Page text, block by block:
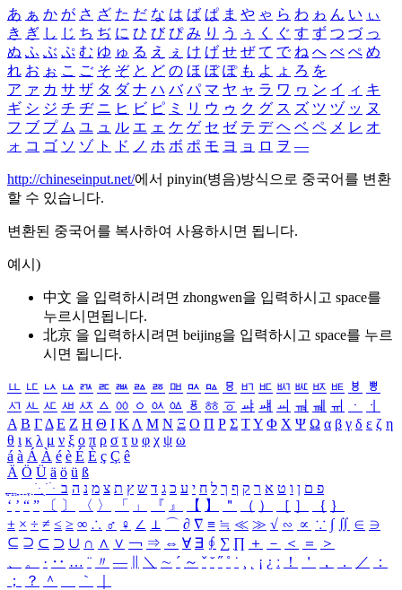
あ ぁ か が さ ざ た だ な は ば ぱ ま や ゃ ら わ ゎ ん い ぃ
き ぎ し じ ち ぢ に ひ び ぴ み り う ぅ く ぐ す ず つ づ っ
ぬ ふ ぶ ぷ む ゆ ゅ る え ぇ け げ せ ぜ て で ね へ べ ぺ め
れ お ぉ こ ご そ ぞ と ど の ほ ぼ ぽ も よ ょ ろ を
ア ァ カ サ ザ タ ダ ナ ハ バ パ マ ヤ ャ ラ ワ ヮ ン イ ィ キ
ギ シ ジ チ ヂ ニ ヒ ビ ピ ミ リ ウ ゥ ク グ ス ズ ツ ヅ ッ ヌ
フ ブ プ ム ユ ュ ル エ ェ ケ ゲ セ ゼ テ デ ヘ ベ ペ メ レ オ
ォ コ ゴ ソ ゾ ト ド ノ ホ ボ ポ モ ヨ ョ ロ ヲ ―
http://chineseinput.net/에서 pinyin(병음)방식으로 중국어를 변환
할 수 있습니다.
변환된 중국어를 복사하여 사용하시면 됩니다.
예시)
中文 을 입력하시려면 zhongwen을 입력하시고 space를
누르시면됩니다.
北京 을 입력하시려면 beijing을 입력하시고 space를 누르
시면 됩니다.
ㅥ ㅦ ㅧ ㅨ ㅩ ㅪ ㅫ ㅬ ㅭ ㅮ ㅯ ㅰ ㅱ ㅲ ㅳ ㅴ ㅵ ㅶ ㅷ ㅸ
ㅹ
ㅺ ㅻ ㅼ ㅽ ㅾ ㅿ ㆀ ㆁ ㆂ ㆃ ㆄ ㆅ ㆆ ㆇ ㆈ ㆉ ㆊ ㆋ ㆌ ㆍ
ㆎ
Α Β ΓΔ Ε Ζ Η Θ Ι ΚΛ Μ Ν Ξ Ο Π Ρ Σ ΤΥ Φ Χ Ψ Ω α β γ δ ε ζ η
θ ι κ λ μ ν ξ ο π ρ σ τ υ φ χ ψ ω
á à Á À é è É È ç Ç ê
Ä Ö Ü ä ö ü ß
ִֶֹ ֻּ ׁׂ פ ם ן ו ט א ר ק ף ך ל ח י ע כ ג ד ש ץ ת צ מ נ ה ב
‘ ’ “ ” 〔 〕 〈 〉 「 」 『 』 【 】 ＂ （ ） ［ ］ ｛ ｝
± × ÷ ≠ ≤ ≥ ∞ ∴ ♂ ♀ ∠ ⊥ ⌒ ∂ ∇ ≡ ≒ ≪ ≫ √ ∽ ∝ ∵ ∫ ∬ ∈ ∋
⊆ ⊇ ⊂ ⊃ ∪ ∩ ∧ ∨ ￢ ⇒ ⇔ ∀ ∃ ∮ ∑ ∏ ＋ － ＜ ＝
＞
、
。 · ‥ … ¨ 〃 ― ＼ ∼ ´ ～ ˇ ˘ ˝ ˚ ˙ ¸ ¡ ¿ ː ！ ＇ ， ． ／
：
；
？ ＾ ｀